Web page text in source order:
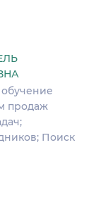
продаж
Поиск